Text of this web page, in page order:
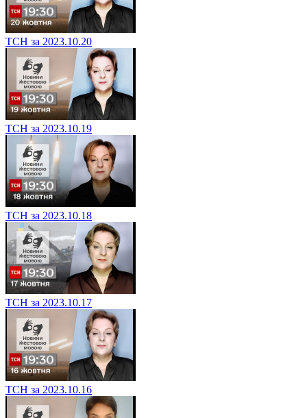
ТСН за 2023.10.20
ТСН за 2023.10.19
ТСН за 2023.10.18
ТСН за 2023.10.17
ТСН за 2023.10.16